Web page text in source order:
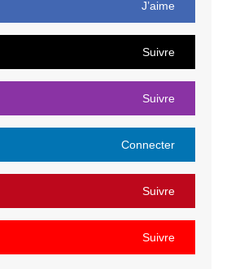
J’aime
Suivre
Suivre
Connecter
Suivre
Suivre